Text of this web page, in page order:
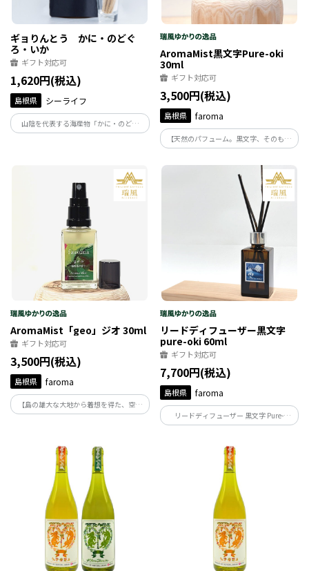
ギョりんとう かに・のどぐ
ろ・いか
ギフト対応可
1,620円(税込)
島根県 シーライフ
山陰を代表する海産物「かに・のどぐ
ろ・いか」の粉末を生地に練り込み、焼
AromaMist黒文字Pure-oki
30ml
ギフト対応可
3,500円(税込)
島根県 faroma
【天然のパフューム。黒文字、そのもの
の清純な香り】
AromaMist「geo」ジオ 30ml
ギフト対応可
3,500円(税込)
島根県 faroma
【島の雄大な大地から着想を得た、空間
のためのアロマ】
リードディフューザー黒文字
pure-oki 60ml
ギフト対応可
7,700円(税込)
島根県 faroma
リードディフューザー 黒文字 Pure-
oki（隠岐の小枝と森のトレイ付き）